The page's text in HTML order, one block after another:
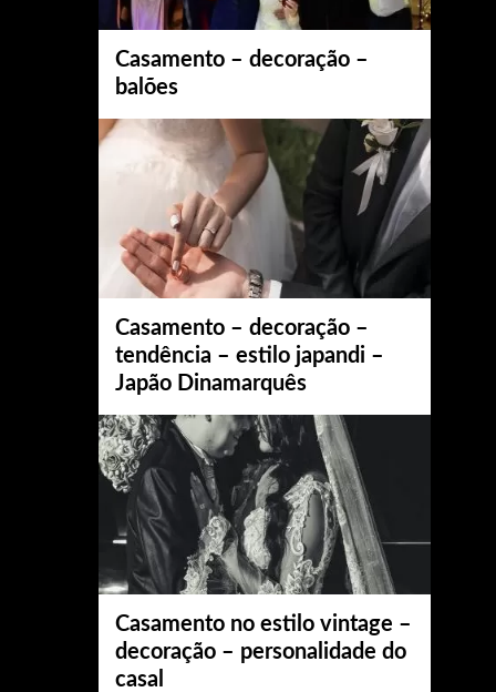
Casamento – decoração –
balões
Casamento – decoração –
tendência – estilo japandi –
Japão Dinamarquês
Casamento no estilo vintage –
decoração – personalidade do
casal